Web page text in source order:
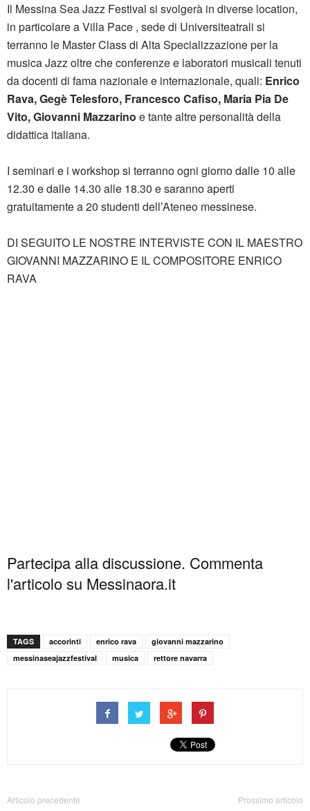
Il Messina Sea Jazz Festival si svolgerà in diverse location,
in particolare a Villa Pace , sede di Universiteatrali si
terranno le Master Class di Alta Specializzazione per la
musica Jazz oltre che conferenze e laboratori musicali tenuti
da docenti di fama nazionale e internazionale, quali: Enrico
Rava, Gegè Telesforo, Francesco Cafiso, Maria Pia De
Vito, Giovanni Mazzarino e tante altre personalità della
didattica italiana.
I seminari e i workshop si terranno ogni giorno dalle 10 alle
12.30 e dalle 14.30 alle 18.30 e saranno aperti
gratuitamente a 20 studenti dell’Ateneo messinese.
DI SEGUITO LE NOSTRE INTERVISTE CON IL MAESTRO
GIOVANNI MAZZARINO E IL COMPOSITORE ENRICO
RAVA
Partecipa alla discussione. Commenta
l'articolo su Messinaora.it
TAGS accorinti enrico rava
giovanni mazzarino
messinaseajazzfestival
musica rettore navarra
Articolo precedente Prossimo articolo